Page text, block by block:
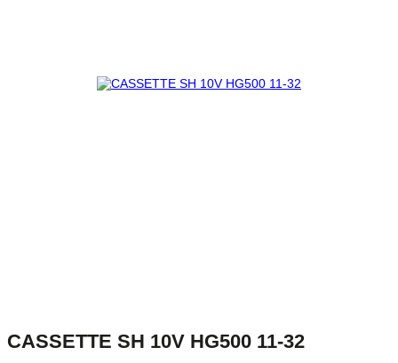
CASSETTE SH 10V HG500 11-32